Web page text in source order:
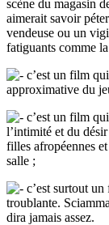
scène du magasin
aimerait savoir
vendeuse ou un
fatiguants comme
c’est un film
approximative du
c’est un film
l’intimité et du
filles afropéennes
salle ;
c’est surtout
troublante.
dira jamais assez.